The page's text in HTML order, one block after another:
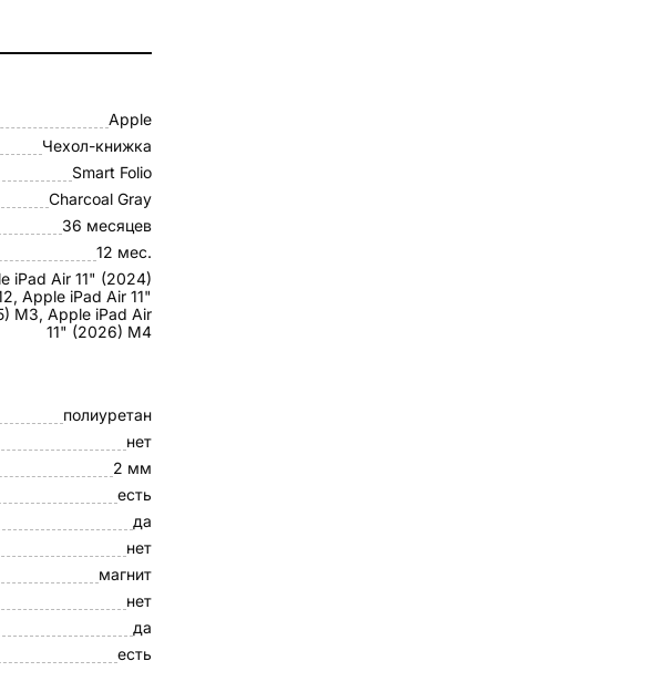
Apple
Чехол-книжка
Smart Folio
Charcoal Gray
36 месяцев
12 мес.
iPad Air 11" (2024)
Apple iPad Air 11"
M3, Apple iPad Air
11" (2026) M4
полиуретан
нет
2 мм
есть
да
нет
магнит
нет
да
есть